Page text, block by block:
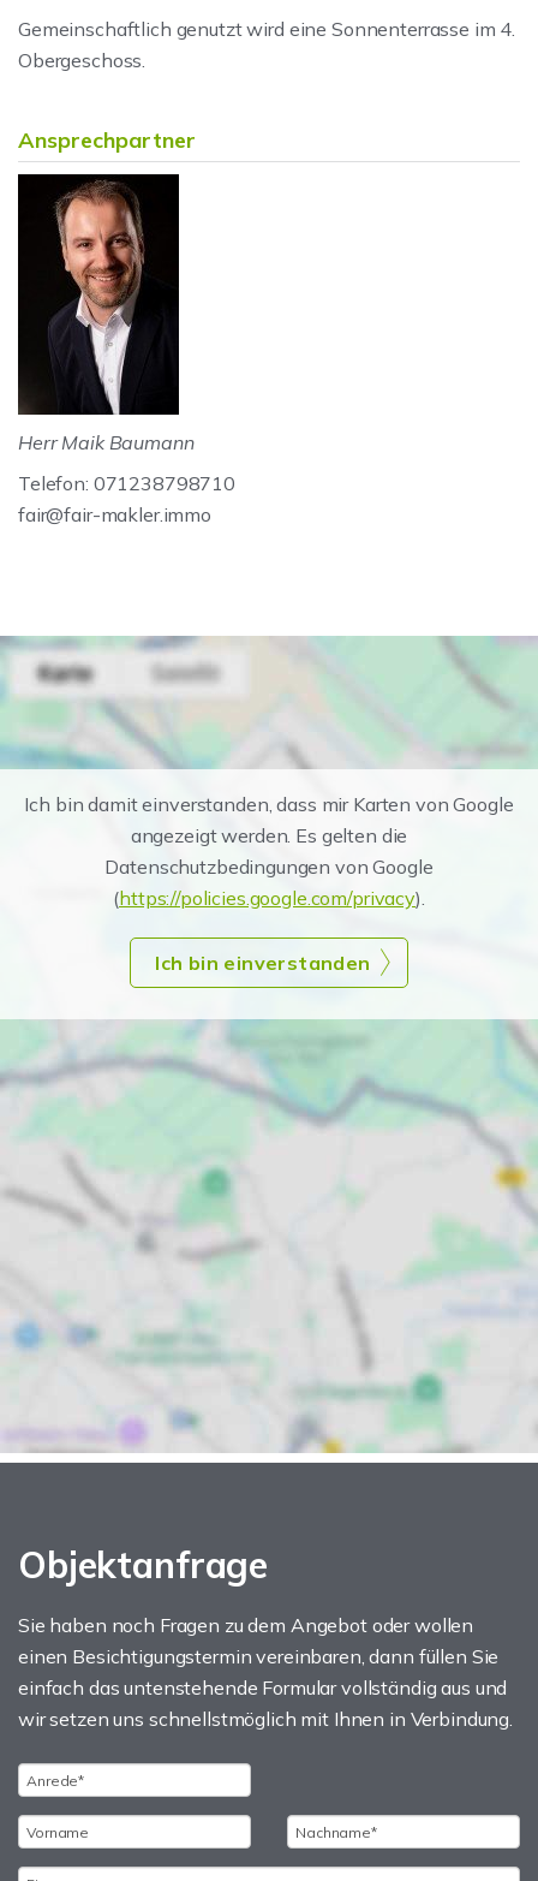
Gemeinschaftlich genutzt wird eine Sonnenterrasse im 4.
Obergeschoss.
Ansprechpartner
Herr Maik Baumann
Telefon: 071238798710
fair@fair-makler.immo
Ich bin damit einverstanden, dass mir Karten von Google
angezeigt werden. Es gelten die
Datenschutzbedingungen von Google
(https://policies.google.com/privacy).
Ich bin einverstanden
Objektanfrage
Sie haben noch Fragen zu dem Angebot oder wollen
einen Besichtigungstermin vereinbaren, dann füllen Sie
einfach das untenstehende Formular vollständig aus und
wir setzen uns schnellstmöglich mit Ihnen in Verbindung.